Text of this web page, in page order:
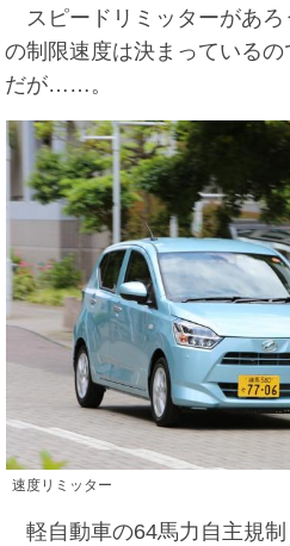
スピードリミッターがあろ
の制限速度は決まっている
だが……。
速度リミッター
軽自動車の64馬力自主規制